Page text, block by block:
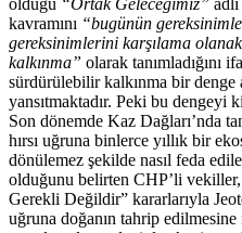
olduğu “Ortak Geleceğimiz”
kavramını “bugünün
gereksinimlerini karşılama
kalkınma” olarak tanımladığını
sürdürülebilir kalkınma bir denge
yansıtmaktadır. Peki bu dengeyi
Son dönemde Kaz Dağları’nda
hırsı uğruna binlerce yıllık bir
dönülemez şekilde nasıl feda
olduğunu belirten CHP’li
Gerekli Değildir” kararlarıyla
uğruna doğanın tahrip